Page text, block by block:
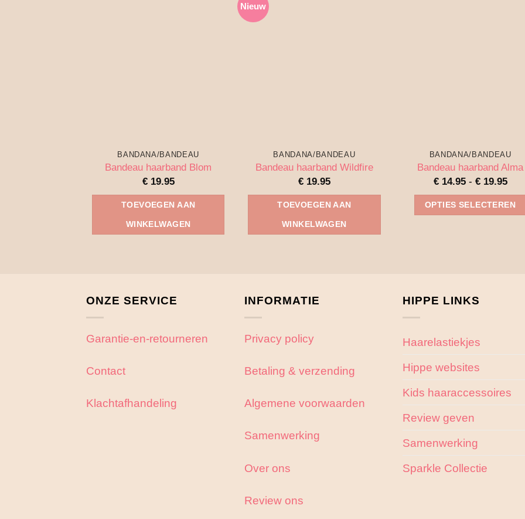
BANDANA/BANDEAU
Bandeau haarband Blom
€19.95
TOEVOEGEN AAN
WINKELWAGEN
Nieuw
BANDANA/BANDEAU
Bandeau haarband Wildfire
€19.95
TOEVOEGEN AAN
WINKELWAGEN
BANDANA/BANDEAU
Bandeau haarband Alma
€14.95 - €19.95
tot
€
OPTIES SELECTEREN
Deze
gekozen
worden
de
ONZE SERVICE
Garantie-en-retourneren
Contact
Klachtafhandeling
INFORMATIE
Privacy policy
Betaling & verzending
Algemene voorwaarden
Samenwerking
Over ons
Review ons
HIPPE LINKS
Haarelastiekjes
Hippe websites
Kids haaraccessoires
Review geven
Samenwerking
Sparkle Collectie